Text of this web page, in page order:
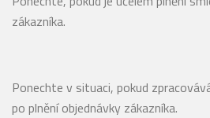
zákazníka.
Ponechte v situaci, pokud
po plnění objednávky zákazníka.